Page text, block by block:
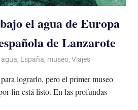
el agua de Europa
de Lanzarote
, España, museo, Viajes
lograrlo, pero el primer museo
fin está listo. En las profundas